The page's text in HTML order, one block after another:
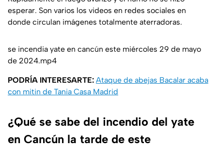
esperar. Son varios los videos en redes sociales en
donde circulan imágenes totalmente aterradoras.
se incendia yate en cancún este miércoles 29 de mayo
de 2024.mp4
PODRÍA INTERESARTE: Ataque de abejas Bacalar acaba
con mitin de Tania Casa Madrid
¿Qué se sabe del incendio del yate
en Cancún la tarde de este